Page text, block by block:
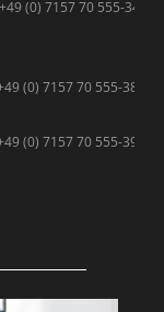
+49 (0) 7157 70 555-34
(0) 7157 70 555-38
(0) 7157 70 555-39